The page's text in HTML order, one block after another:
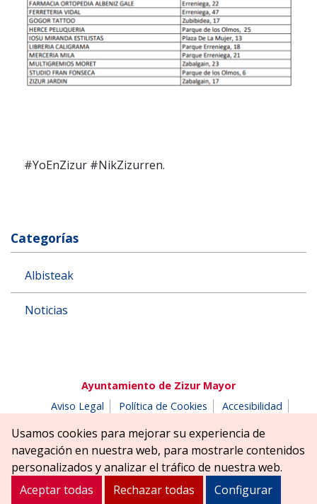
#YoEnZizur #NikZizurren.
Categorías
Albisteak
Noticias
Ayuntamiento de Zizur Mayor
Aviso Legal
Política de Cookies
Accesibilidad
Parque Erreniega parkea, s/n | 31180 Zizur Mayor-Zizur
Nagusia (NAVARRA-NAFARROA)
Tel. 948 181900
ayuntamiento@zizurmayor.es
Usamos cookies para mejorar su experiencia de
navegación en nuestra web, para mostrarle contenidos
personalizados y analizar el tráfico de nuestra web.
Aceptar todas
Rechazar todas Configurar